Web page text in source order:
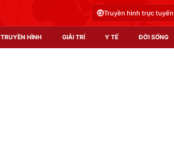
Truyền hình trực tuyến
TRUYỀN HÌNH GIẢI TRÍ Y TẾ ĐỜI SỐNG